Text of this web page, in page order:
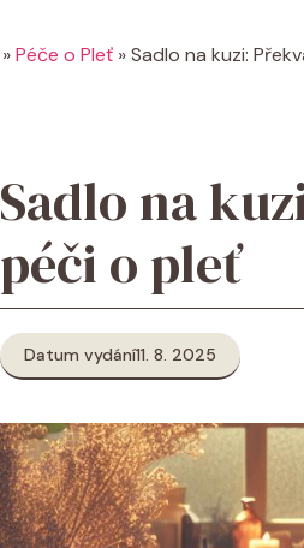
»Péče o Pleť »Sadlo na kuzi:
Sadlo na
péči o pleť
Datum vydání11. 8. 2025